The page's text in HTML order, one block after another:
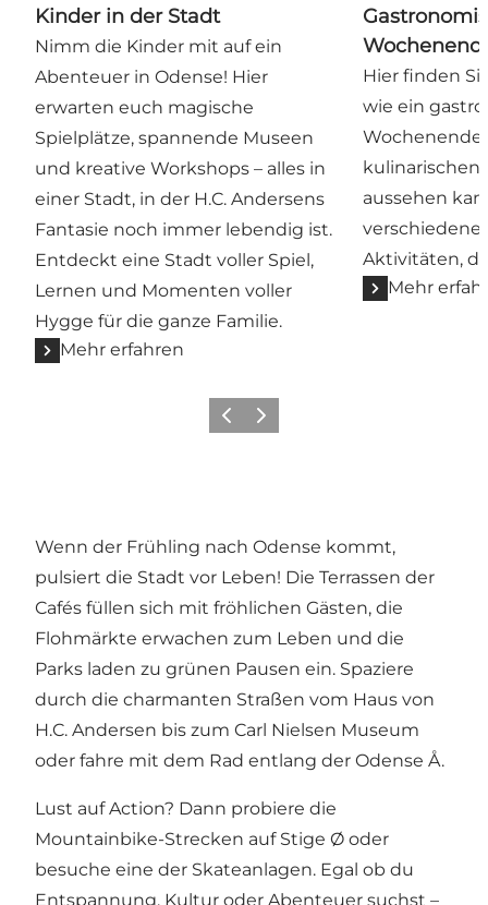
Kinder in der Stadt
Nimm die Kinder mit auf ein
Abenteuer in Odense! Hier
erwarten euch magische
Spielplätze, spannende Museen
und kreative Workshops – alles in
einer Stadt, in der H.C. Andersens
Fantasie noch immer lebendig ist.
Entdeckt eine Stadt voller Spiel,
Lernen und Momenten voller
Hygge für die ganze Familie.
Mehr erfahren
Hier finden
wie ein
kulinarischen
aussehen
verschiedene
Aktivitäten,
Mehr
ZurückWeiter
Wenn der Frühling nach Odense kommt,
pulsiert die Stadt vor Leben! Die Terrassen der
Cafés füllen sich mit fröhlichen Gästen, die
Flohmärkte erwachen zum Leben und die
Parks laden zu grünen Pausen ein. Spaziere
durch die charmanten Straßen vom Haus von
H.C. Andersen bis zum Carl Nielsen Museum
oder fahre mit dem Rad entlang der Odense Å.
Lust auf Action? Dann probiere die
Mountainbike-Strecken auf Stige Ø oder
besuche eine der Skateanlagen. Egal ob du
Entspannung, Kultur oder Abenteuer suchst –